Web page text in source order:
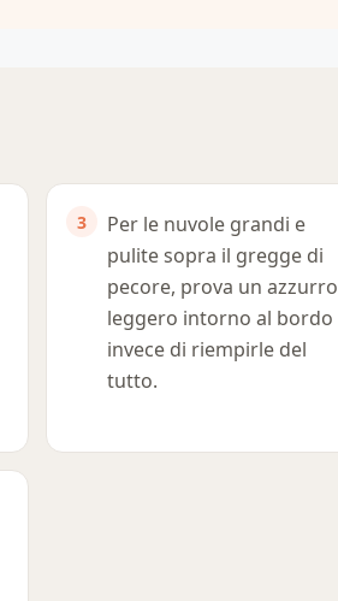
Per le nuvole grandi e
pulite sopra il gregge di
pecore, prova un azzurro
leggero intorno al bordo
invece di riempirle del
tutto.